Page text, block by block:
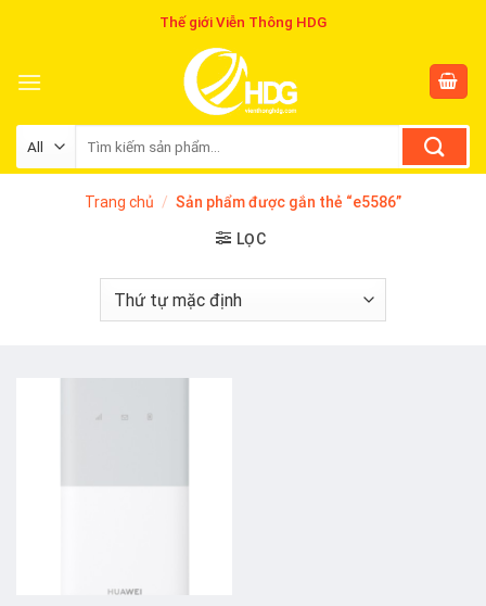
Thế giới Viễn Thông HDG
Trang chủ / Sản phẩm được gắn thẻ “e5586”
LỌC